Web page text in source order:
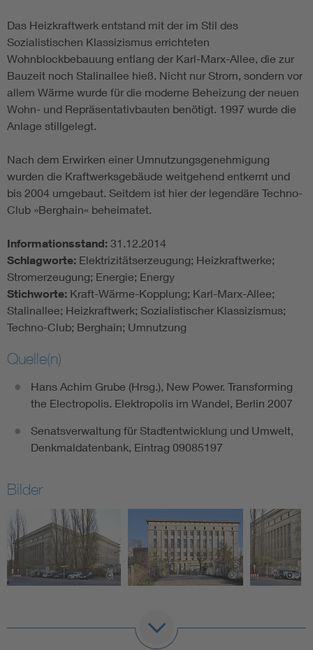
Das Heizkraftwerk entstand mit der im Stil des
Sozialistischen Klassizismus errichteten
Wohnblockbebauung entlang der Karl-Marx-Allee, die zur
Bauzeit noch Stalinallee hieß. Nicht nur Strom, sondern vor
allem Wärme wurde für die moderne Beheizung der neuen
Wohn- und Repräsentativbauten benötigt. 1997 wurde die
Anlage stillgelegt.
Nach dem Erwirken einer Umnutzungsgenehmigung
wurden die Kraftwerksgebäude weitgehend entkernt und
bis 2004 umgebaut. Seitdem ist hier der legendäre Techno-
Club »Berghain« beheimatet.
Informationsstand: 31.12.2014
Schlagworte: Elektrizitätserzeugung; Heizkraftwerke;
Stromerzeugung; Energie; Energy
Stichworte: Kraft-Wärme-Kopplung; Karl-Marx-Allee;
Stalinallee; Heizkraftwerk; Sozialistischer Klassizismus;
Techno-Club; Berghain; Umnutzung
Quelle(n)
Hans Achim Grube (Hrsg.), New Power. Transforming
the Electropolis. Elektropolis im Wandel, Berlin 2007
Senatsverwaltung für Stadtentwicklung und Umwelt,
Denkmaldatenbank, Eintrag 09085197
Bilder